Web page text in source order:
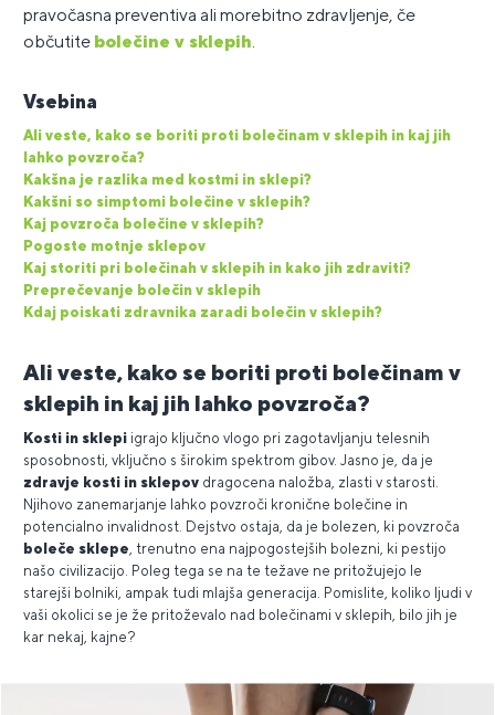
pravočasna preventiva ali morebitno zdravljenje, če
občutite bolečine v sklepih
Vsebina
Ali veste, kako se boriti proti bolečinam v sklepih in kaj jih
lahko povzroča?
Kakšna je razlika med kostmi in sklepi?
Kakšni so simptomi bolečine v sklepih?
Kaj povzroča bolečine v sklepih?
Pogoste motnje sklepov
Kaj storiti pri bolečinah v sklepih in kako jih zdraviti?
Preprečevanje bolečin v sklepih
Kdaj poiskati zdravnika zaradi bolečin v sklepih?
Ali veste, kako se boriti proti bolečinam v
sklepih in kaj jih lahko povzroča?
Kosti in sklepi igrajo ključno vlogo pri zagotavljanju telesnih
sposobnosti, vključno s širokim spektrom gibov. Jasno je, da je
zdravje kosti in sklepov dragocena naložba, zlasti v starosti.
Njihovo zanemarjanje lahko povzroči kronične bolečine in
potencialno invalidnost. Dejstvo ostaja, da je bolezen, ki povzroča
boleče sklepe , trenutno ena najpogostejših bolezni, ki pestijo
našo civilizacijo. Poleg tega se na te težave ne pritožujejo le
starejši bolniki, ampak tudi mlajša generacija. Pomislite, koliko ljudi v
vaši okolici se je že pritoževalo nad bolečinami v sklepih, bilo jih je
kar nekaj, kajne?